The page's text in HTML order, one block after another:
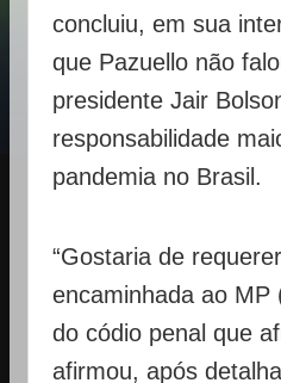
concluiu, em sua
que Pazuello não
presidente Jair
responsabilidade
pandemia no Brasil.
“Gostaria de
encaminhada ao MP
do códio penal que
afirmou, após